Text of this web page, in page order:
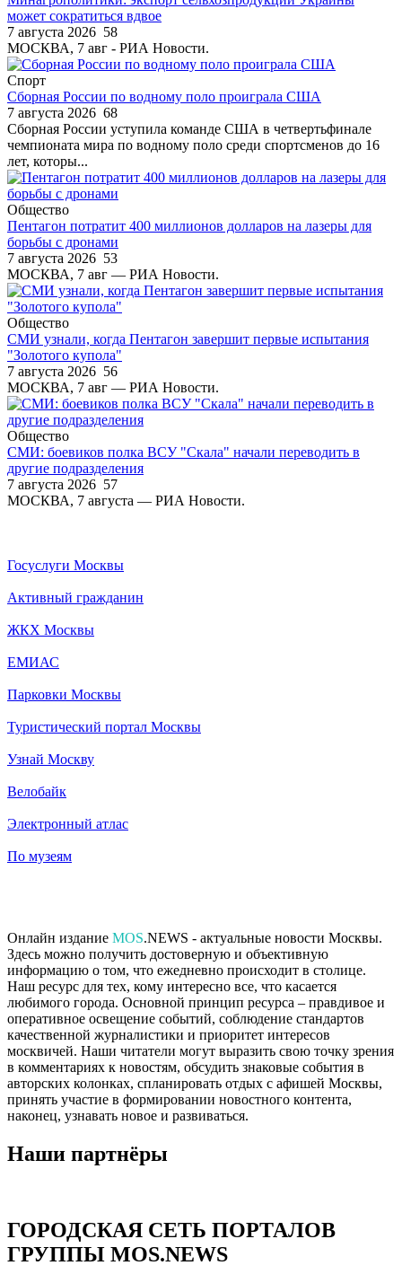
может сократиться вдвое
7 августа 2026 58
МОСКВА, 7 авг - РИА Новости.
Спорт
Сборная России по водному поло проиграла США
7 августа 2026 68
Сборная России уступила команде США в четвертьфинале
чемпионата мира по водному поло среди спортсменов до 16
лет, которы...
Общество
Пентагон потратит 400 миллионов долларов на лазеры для
борьбы с дронами
7 августа 2026 53
МОСКВА, 7 авг — РИА Новости.
Общество
СМИ узнали, когда Пентагон завершит первые испытания
"Золотого купола"
7 августа 2026 56
МОСКВА, 7 авг — РИА Новости.
Общество
СМИ: боевиков полка ВСУ "Скала" начали переводить в
другие подразделения
7 августа 2026 57
МОСКВА, 7 августа — РИА Новости.
Госуслуги Москвы
Активный гражданин
ЖКХ Москвы
ЕМИАС
Парковки Москвы
Туристический портал Москвы
Узнай Москву
Велобайк
Электронный атлас
По музеям
Онлайн издание MOS.NEWS - актуальные новости Москвы.
Здесь можно получить достоверную и объективную
информацию о том, что ежедневно происходит в столице.
Наш ресурс для тех, кому интересно все, что касается
любимого города. Основной принцип ресурса – правдивое и
оперативное освещение событий, соблюдение стандартов
качественной журналистики и приоритет интересов
москвичей. Наши читатели могут выразить свою точку зрения
в комментариях к новостям, обсудить знаковые события в
авторских колонках, спланировать отдых с афишей Москвы,
принять участие в формировании новостного контента,
наконец, узнавать новое и развиваться.
Наши партнёры
ГОРОДСКАЯ СЕТЬ ПОРТАЛОВ
ГРУППЫ MOS.NEWS